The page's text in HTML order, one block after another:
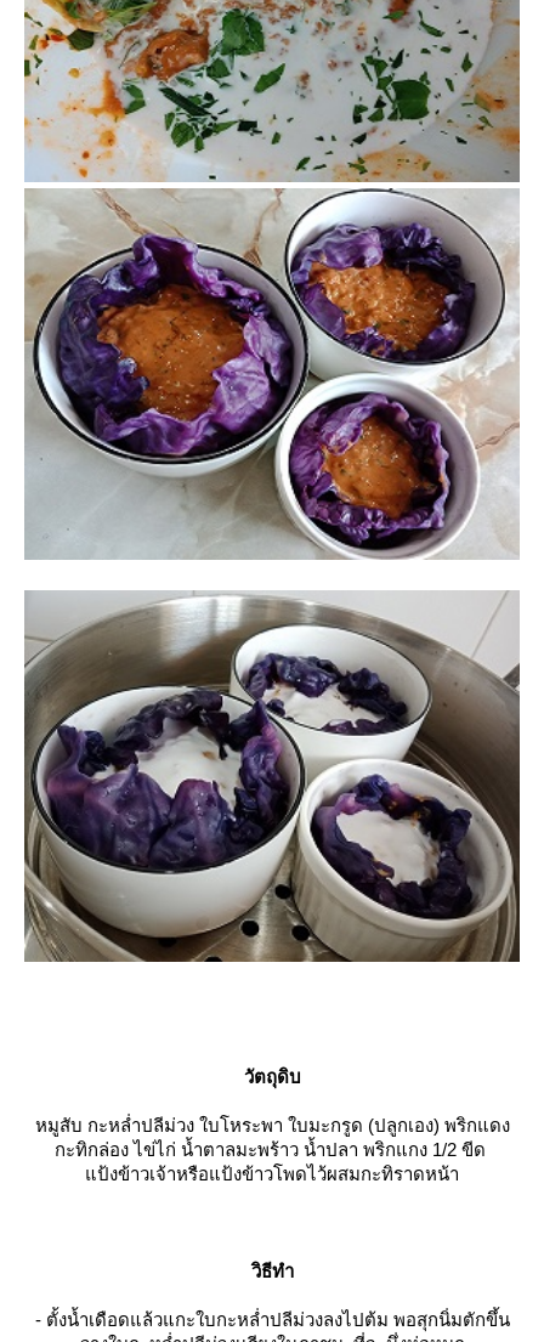
วัตถุดิบ
หมูสับ กะหล่ำปลีม่วง ใบโหระพา ใบมะกรูด (ปลูกเอง) พริกแดง
กะทิกล่อง ไข่ไก่ น้ำตาลมะพร้าว น้ำปลา พริกแกง 1/2 ขีด
ป้งข้าวเจ้าหรือแป้งข้าวโพดไว้ผสมกะทิราดหน้า
วิธีทำ
- ตั้งน้ำเดือดแล้วแกะใบกะหล่ำปลีม่วงลงไปต้ม พอสุกนิ่มตักขึ้น